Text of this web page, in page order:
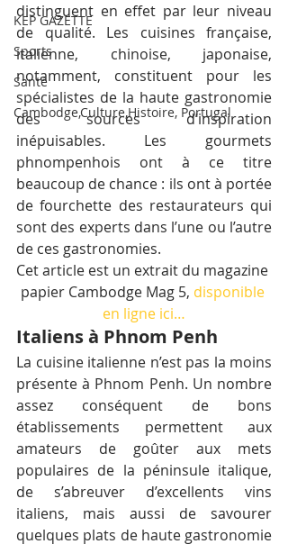
KEP GAZETTE
Sports
Santé
Cambodge,Culture,Histoire, Portugal
distinguent en effet par leur niveau
de qualité. Les cuisines française,
italienne, chinoise, japonaise,
notamment, constituent pour les
spécialistes de la haute gastronomie
des sources d’inspiration
inépuisables. Les gourmets
phnompenhois ont à ce titre
beaucoup de chance : ils ont à portée
de fourchette des restaurateurs qui
sont des experts dans l’une ou l’autre
de ces gastronomies.
Cet article est un extrait du magazine
papier Cambodge Mag 5, disponible
en ligne ici…
Italiens à Phnom Penh
La cuisine italienne n’est pas la moins
présente à Phnom Penh. Un nombre
assez conséquent de bons
établissements permettent aux
amateurs de goûter aux mets
populaires de la péninsule italique,
de s’abreuver d’excellents vins
italiens, mais aussi de savourer
quelques plats de haute gastronomie